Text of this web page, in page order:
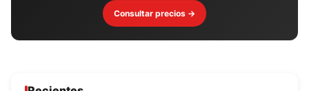
Consultar precios →